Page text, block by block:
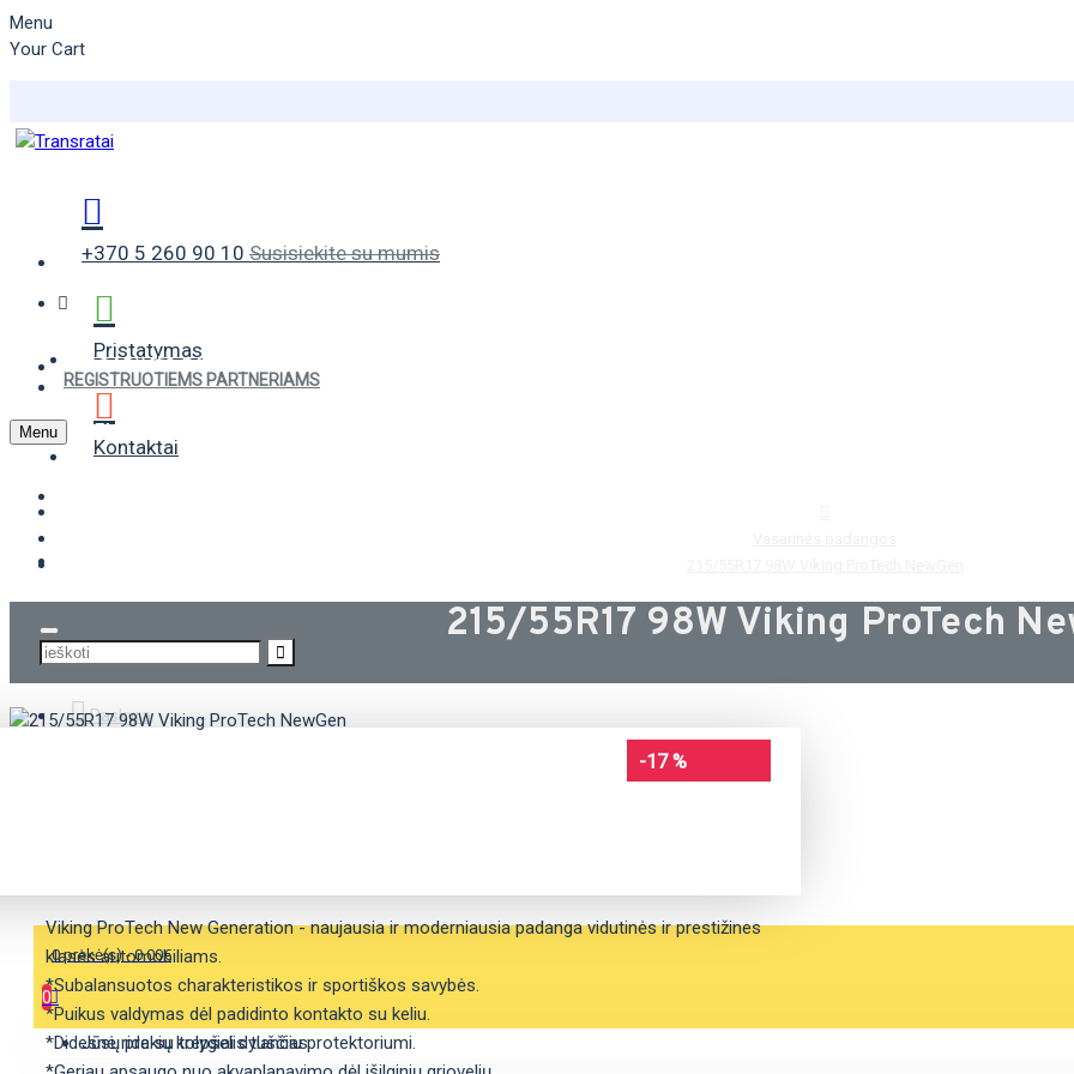
Menu
Your Cart
+370 5 260 90 10 Susisiekite su mumis
Pristatymas
Kontaktai
VASARINĖS PADANGOS
ŽIEMINĖS PADANGOS
Paskyra
0 prekė(s) - 0.00€
0
Jūsų prekių krepšelis tuščias
REGISTRUOTIEMS PARTNERIAMS
Menu
215/55R17 98W Viking ProTech
-17 %
Viking ProTech New Generation - naujausia ir moderniausia padanga vidutinės ir prestižines
klasės automobiliams.
*Subalansuotos charakteristikos ir sportiškos savybės.
*Puikus valdymas dėl padidinto kontakto su keliu.
*Didesnė rida su tolygiai dylančiu protektoriumi.